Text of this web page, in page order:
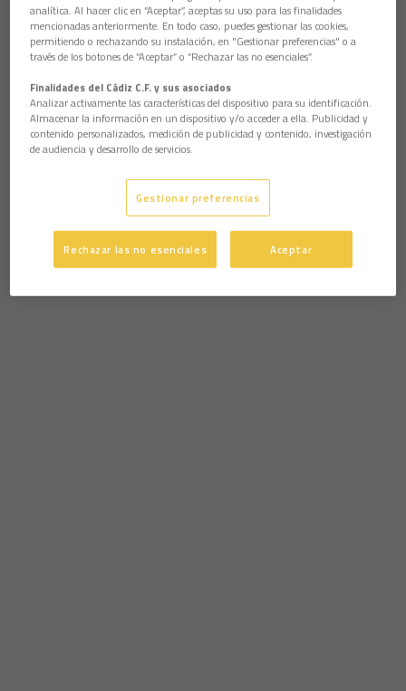
analítica. Al hacer clic en “Aceptar”, aceptas su uso para las finalidades
mencionadas anteriormente. En todo caso, puedes gestionar las cookies,
permitiendo o rechazando su instalación, en "Gestionar preferencias" o a
través de los botones de “Aceptar” o “Rechazar las no esenciales”.
Finalidades del Cádiz C.F. y sus asociados
Analizar activamente las características del dispositivo para su identificación.
Almacenar la información en un dispositivo y/o acceder a ella. Publicidad y
contenido personalizados, medición de publicidad y contenido, investigación
de audiencia y desarrollo de servicios.
Gestionar preferencias
Rechazar las no esenciales Aceptar